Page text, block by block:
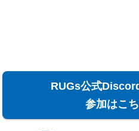
RUGs公式
参加はこ